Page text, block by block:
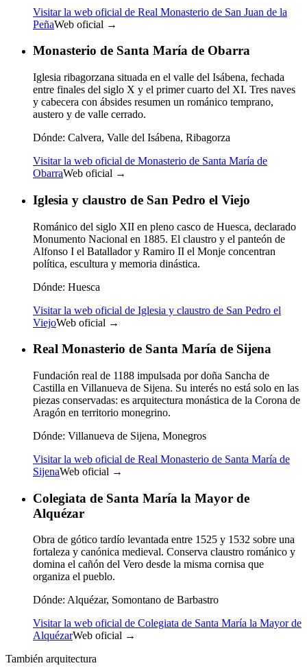
Visitar la web oficial de Real Monasterio de San Juan de la
PeñaWeb oficial →
Monasterio de Santa María de Obarra
Iglesia ribagorzana situada en el valle del Isábena, fechada
entre finales del siglo X y el primer cuarto del XI. Tres naves
y cabecera con ábsides resumen un románico temprano,
austero y de valle cerrado.
Dónde: Calvera, Valle del Isábena, Ribagorza
Visitar la web oficial de Monasterio de Santa María de
ObarraWeb oficial →
Iglesia y claustro de San Pedro el Viejo
Románico del siglo XII en pleno casco de Huesca, declarado
Monumento Nacional en 1885. El claustro y el panteón de
Alfonso I el Batallador y Ramiro II el Monje concentran
política, escultura y memoria dinástica.
Dónde: Huesca
Visitar la web oficial de Iglesia y claustro de San Pedro el
ViejoWeb oficial →
Real Monasterio de Santa María de Sijena
Fundación real de 1188 impulsada por doña Sancha de
Castilla en Villanueva de Sijena. Su interés no está solo en las
piezas conservadas: es arquitectura monástica de la Corona de
Aragón en territorio monegrino.
Dónde: Villanueva de Sijena, Monegros
Visitar la web oficial de Real Monasterio de Santa María de
SijenaWeb oficial →
Colegiata de Santa María la Mayor de
Alquézar
Obra de gótico tardío levantada entre 1525 y 1532 sobre una
fortaleza y canónica medieval. Conserva claustro románico y
domina el cañón del Vero desde la misma cornisa que
organiza el pueblo.
Dónde: Alquézar, Somontano de Barbastro
Visitar la web oficial de Colegiata de Santa María la Mayor de
AlquézarWeb oficial →
También arquitectura